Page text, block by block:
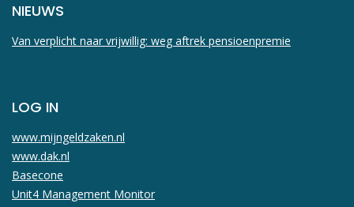
NIEUWS
Van verplicht naar vrijwillig: weg aftrek pensioenpremie
LOG IN
www.mijngeldzaken.nl
www.dak.nl
Basecone
Unit4 Management Monitor